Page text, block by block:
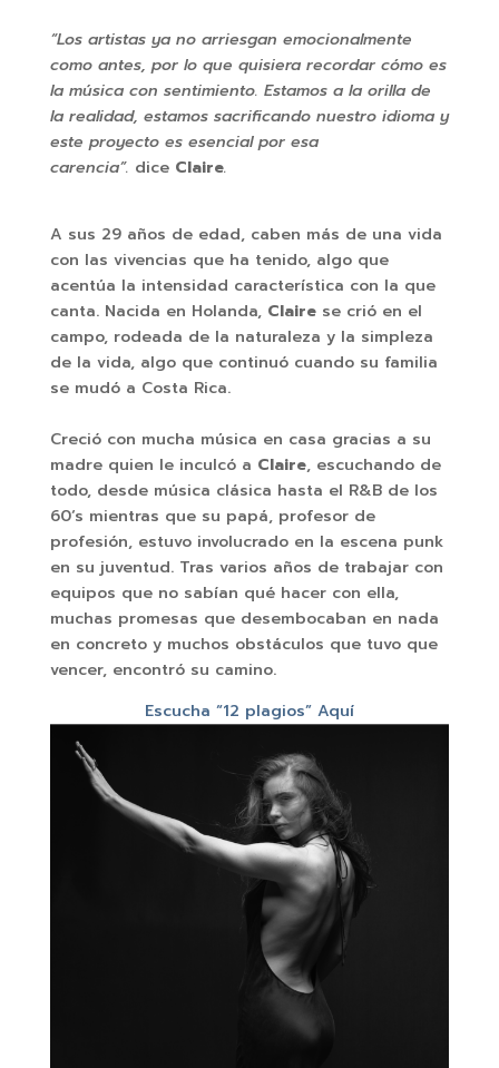
“Los artistas ya no arriesgan emocionalmente
como antes, por lo que quisiera recordar cómo es
la música con sentimiento. Estamos a la orilla de
la realidad, estamos sacrificando nuestro idioma y
este proyecto es esencial por esa
carencia”. diceClaire.
A sus 29 años de edad, caben más de una vida
con las vivencias que ha tenido, algo que
acentúa la intensidad característica con la que
canta. Nacida en Holanda, Clairese crió en el
campo, rodeada de la naturaleza y la simpleza
de la vida, algo que continuó cuando su familia
se mudó a Costa Rica.
Creció con mucha música en casa gracias a su
madre quien le inculcó a Claire, escuchando de
todo, desde música clásica hasta el R&B de los
60‘s mientras que su papá, profesor de
profesión, estuvo involucrado en la escena punk
en su juventud. Tras varios años de trabajar con
equipos que no sabían qué hacer con ella,
muchas promesas que desembocaban en nada
en concreto y muchos obstáculos que tuvo que
vencer, encontró su camino.
Escucha “12 plagios” Aquí